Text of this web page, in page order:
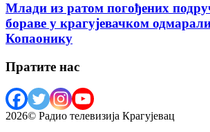
Млади из ратом погођених
бораве у крагујевачком
Копаонику
Пратите нас
2026© Радио телевизија Крагујевац